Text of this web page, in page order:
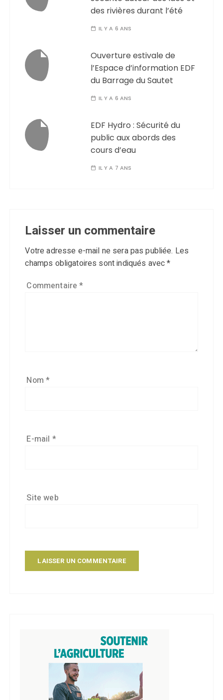
des rivières durant l’été
IL Y A 6 ANS
Ouverture estivale de
l’Espace d’information EDF
du Barrage du Sautet
IL Y A 6 ANS
EDF Hydro : Sécurité du
public aux abords des
cours d’eau
IL Y A 7 ANS
Laisser un commentaire
Votre adresse e-mail ne sera pas publiée. Les
champs obligatoires sont indiqués avec*
Commentaire*
Nom*
E-mail *
Site web